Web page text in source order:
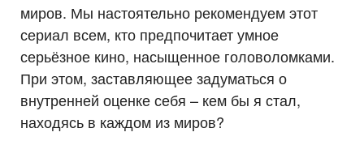
миров. Мы настоятельно рекомендуем этот
сериал всем, кто предпочитает умное
серьёзное кино, насыщенное головоломками.
При этом, заставляющее задуматься о
внутренней оценке себя – кем бы я стал,
находясь в каждом из миров?